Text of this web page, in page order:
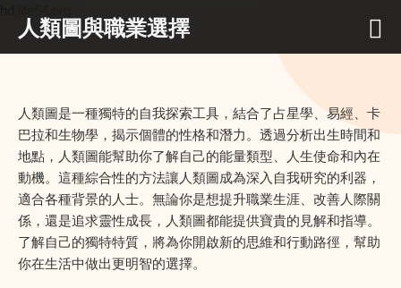
人類圖與職業選擇
人類圖是一種獨特的自我探索工具，結合了占星學、易經、卡
巴拉和生物學，揭示個體的性格和潛力。透過分析出生時間和
地點，人類圖能幫助你了解自己的能量類型、人生使命和內在
動機。這種綜合性的方法讓人類圖成為深入自我研究的利器，
適合各種背景的人士。無論你是想提升職業生涯、改善人際關
係，還是追求靈性成長，人類圖都能提供寶貴的見解和指導。
了解自己的獨特特質，將為你開啟新的思維和行動路徑，幫助
你在生活中做出更明智的選擇。